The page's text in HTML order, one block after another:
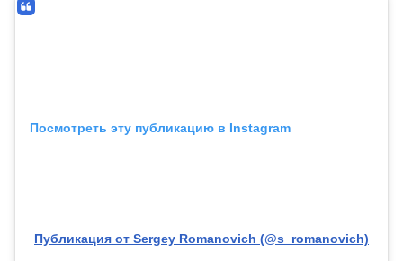
Посмотреть эту публикацию в Instagram
Публикация от Sergey Romanovich (@s_romanovich)